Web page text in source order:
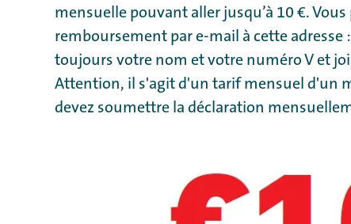
mensuelle pouvant aller jusqu’à 10 €.
remboursement par e-mail à cette
toujours votre nom et votre numéro V et
Attention, il s'agit d'un tarif mensuel d'un
devez soumettre la déclaration